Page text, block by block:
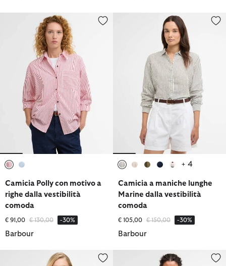
Camicia Polly con motivo a righe dalla vestibilità comoda
Camicia Polly con motivo a
righe dalla vestibilità
comoda
€ 91,00 Prezzo ridotto da
€ 130,00a -30%
Barbour
Camicia a maniche lunghe
+ 4
Camicia a maniche lunghe
Marine dalla vestibilità
comoda
€ 105,00 Prezzo ridotto da
€ 150,00a -30%
Barbour
Overshirt senza colletto Gabby Camicia Ballina